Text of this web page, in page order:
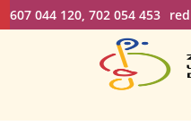
607 044 120, 702 054 453